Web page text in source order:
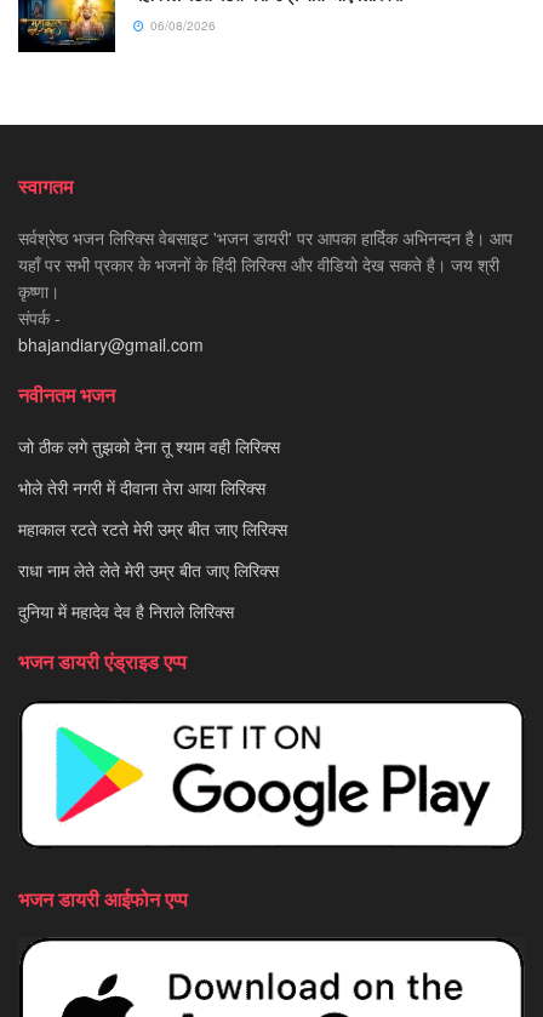
06/08/2026
स्वागतम
सर्वश्रेष्ठ भजन लिरिक्स वेबसाइट 'भजन डायरी' पर आपका हार्दिक अभिनन्दन है। आप
यहाँ पर सभी प्रकार के भजनों के हिंदी लिरिक्स और वीडियो देख सकते है। जय श्री
कृष्णा।
संपर्क -
bhajandiary@gmail.com
नवीनतम भजन
जो ठीक लगे तुझको देना तू श्याम वही लिरिक्स
भोले तेरी नगरी में दीवाना तेरा आया लिरिक्स
महाकाल रटते रटते मेरी उम्र बीत जाए लिरिक्स
राधा नाम लेते लेते मेरी उम्र बीत जाए लिरिक्स
दुनिया में महादेव देव है निराले लिरिक्स
भजन डायरी एंड्राइड एप्प
भजन डायरी आईफोन एप्प